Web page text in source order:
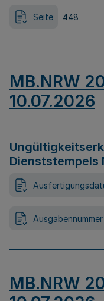
Seite 448
MB.NRW
10.07.2026
Dienststempels
Ausgabennummer
MB.NRW